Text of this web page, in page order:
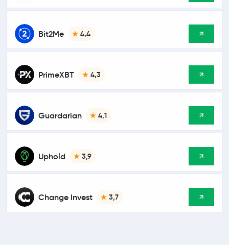
Bit2Me 4,4
PrimeXBT 4,3
Guardarian 4,1
Uphold 3,9
Change Invest 3,7